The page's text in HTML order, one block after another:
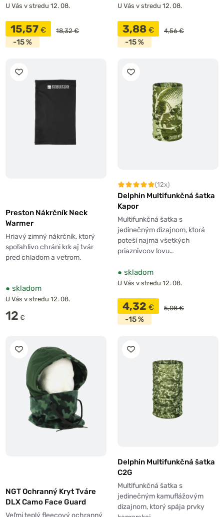
U Vás v stredu 12. 08.
15,57 € 18,32 €
-15 %
U Vás v stredu 12. 08.
3,88 € 4,56 €
-15 %
Preston Nákrčník Neck
Warmer
Hriavý zimný nákrčník, ktorý
spoľahlivo chráni krk aj tvár
pred chladom a vetrom.
● skladom
U Vás v stredu 12. 08.
12 €
(12x)
Delphin Multifunkčná šatka
Kapor
Multifunkčná šatka s
jedinečným dizajnom, ktorá
poteší najmä všetkých
priaznivcov lovu…
● skladom
U Vás v stredu 12. 08.
4,32 € 5,08 €
-15 %
NGT Ochranný Kryt Tváre
DLX Camo Face Guard
Veľmi teplý fleecový ochranný
Delphin Multifunkčná šatka
C2G
Multifunkčná šatka s
jedinečným kamuflážovým
dizajnom, ktorý spája prvky